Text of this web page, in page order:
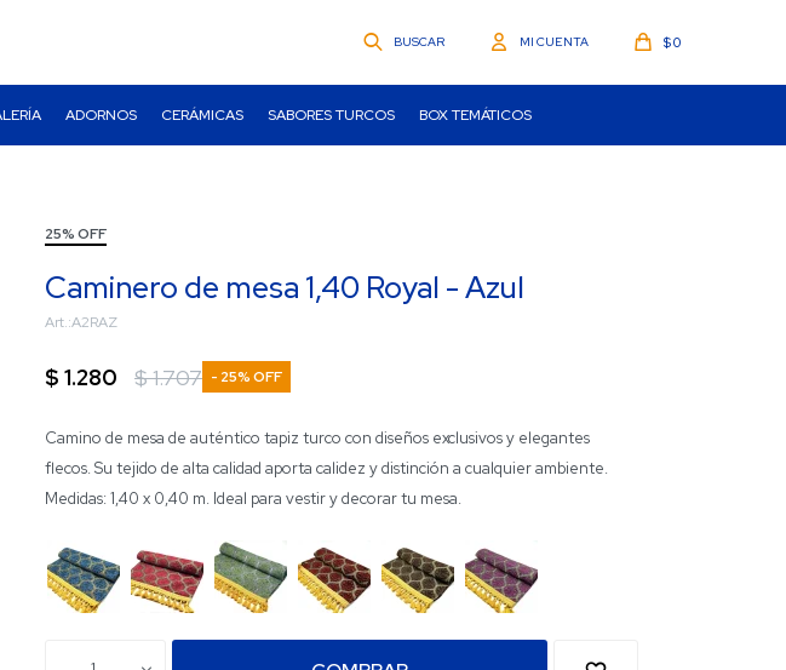
ADORNOS CERÁMICAS SABORES TURCOS BOX TEMÁTICOS
$0
25% OFF
Caminero de mesa 1,40 Royal - Azul
A2RAZ
$ 1.280 $1.707 25
Camino de mesa de auténtico tapiz turco con diseños exclusivos y elegantes
flecos. Su tejido de alta calidad aporta calidez y distinción a cualquier ambiente.
Medidas: 1,40 x 0,40 m. Ideal para vestir y decorar tu mesa.